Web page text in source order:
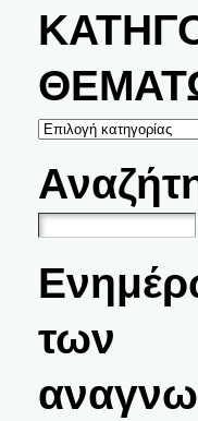
ΚΑΤΗΓΟΡΙΕΣ
ΘΕΜΑΤΩΝ
των